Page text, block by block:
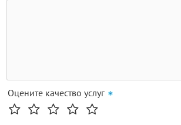
Оцените качество услуг